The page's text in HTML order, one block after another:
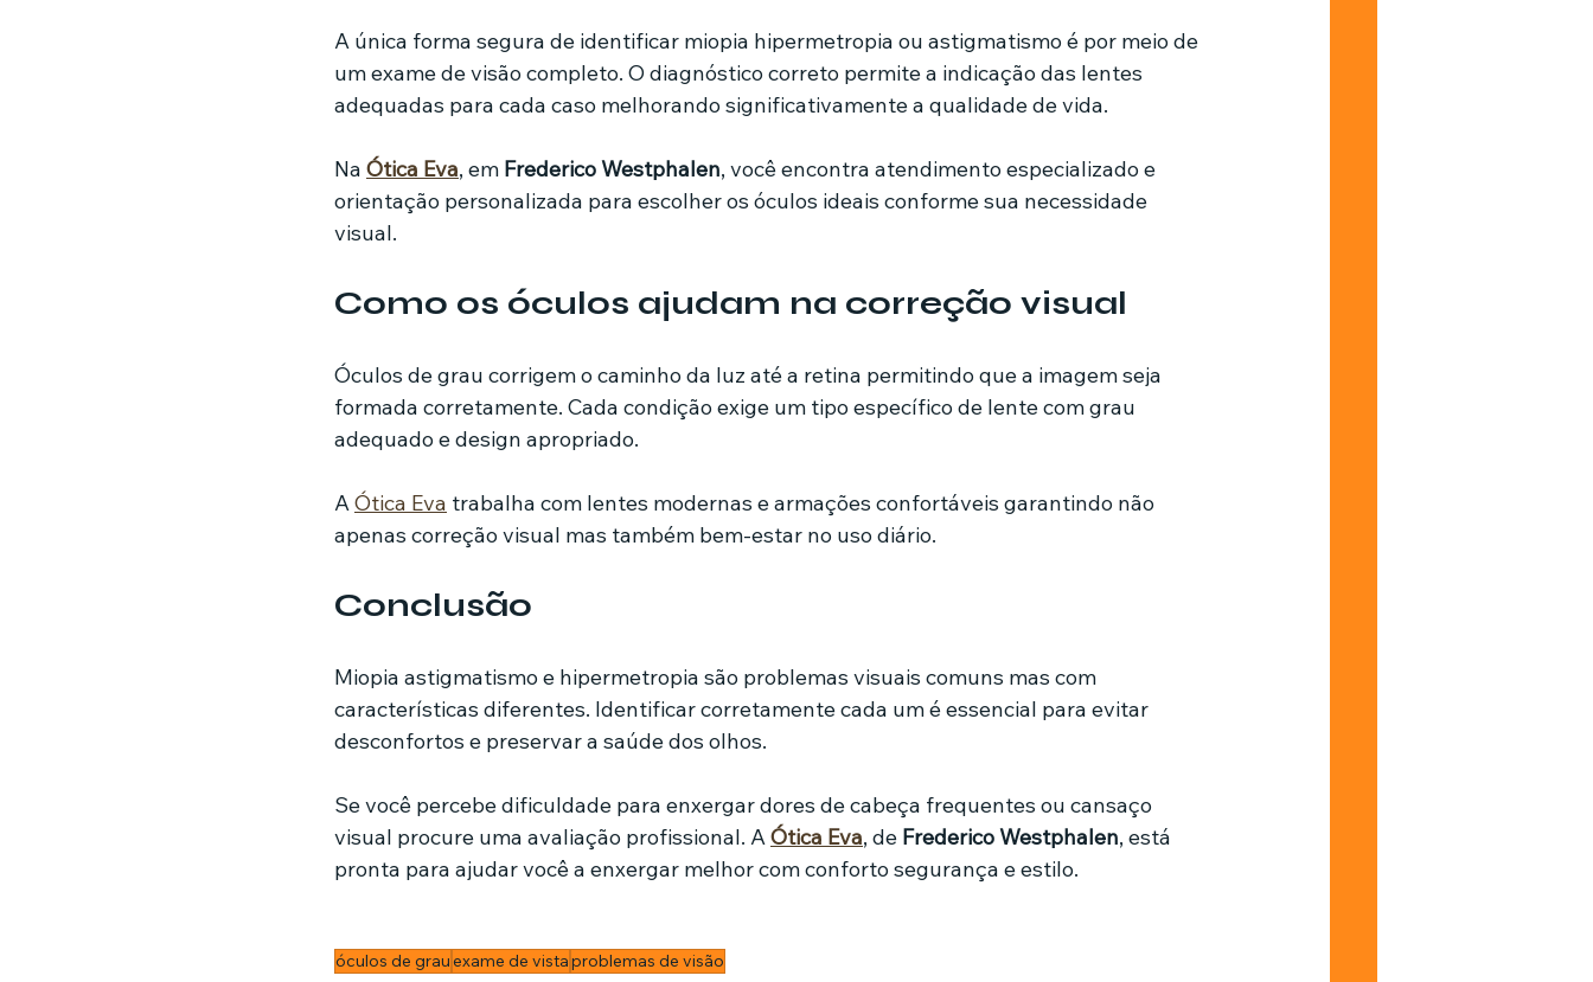
A única forma segura de identificar miopia hipermetropia ou astigmatismo é por meio de
um exame de visão completo. O diagnóstico correto permite a indicação das lentes
adequadas para cada caso melhorando significativamente a qualidade de vida.
Na Ótica Eva, em Frederico Westphalen, você encontra atendimento especializado e
orientação personalizada para escolher os óculos ideais conforme sua necessidade
visual.
Como os óculos ajudam na correção visual
Óculos de grau corrigem o caminho da luz até a retina permitindo que a imagem seja
formada corretamente. Cada condição exige um tipo específico de lente com grau
adequado e design apropriado.
A Ótica Eva trabalha com lentes modernas e armações confortáveis garantindo não
apenas correção visual mas também bem-estar no uso diário.
Conclusão
Miopia astigmatismo e hipermetropia são problemas visuais comuns mas com
características diferentes. Identificar corretamente cada um é essencial para evitar
desconfortos e preservar a saúde dos olhos.
Se você percebe dificuldade para enxergar dores de cabeça frequentes ou cansaço
visual procure uma avaliação profissional. A Ótica Eva, de Frederico Westphalen, está
pronta para ajudar você a enxergar melhor com conforto segurança e estilo.
óculos de grauexame de vistaproblemas de visão